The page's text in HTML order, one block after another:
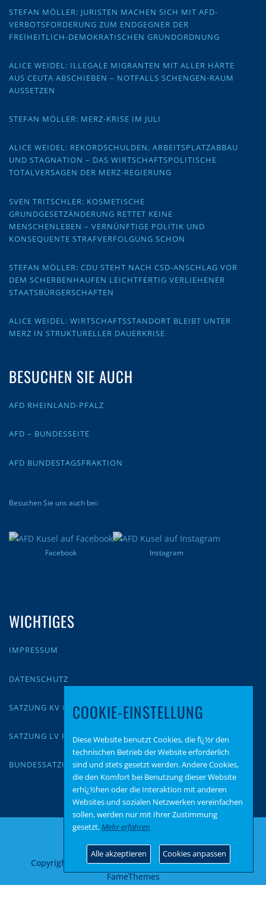
STEFAN MÖLLER: JURISTEN MACHEN SICH MIT AFD-
VERBOTSFORDERUNG ZUM ENDGEGNER DER
FREIHEITLICH-DEMOKRATISCHEN GRUNDORDNUNG
ALICE WEIDEL: ILLEGALE MIGRANTEN MIT ALLER HÄRTE
AUS CEUTA ABSCHIEBEN – NOTFALLS SCHENGEN-RAUM
AUSSETZEN
STEFAN MÖLLER: MERZ-KRISE IM JULI
ALICE WEIDEL: REKORDSCHULDEN, ARBEITSPLATZABBAU
UND STAGNATION – DAS WIRTSCHAFTSPOLITISCHE
TOTALVERSAGEN DER MERZ-REGIERUNG
SVEN TRITSCHLER: KOSMETISCHE
GRUNDGESETZÄNDERUNG RETTET KEINE
MENSCHENLEBEN – VERNÜNFTIGE POLITIK UND
KONSEQUENTE STRAFVERFOLGUNG SCHON
STEFAN MÖLLER: CDU STEHT NACH CSD-ANSCHLAG VOR
DEM SCHERBENHAUFEN LEICHTFERTIG VERLIEHENER
STAATSBÜRGERSCHAFTEN
ALICE WEIDEL: WIRTSCHAFTSSTANDORT BLEIBT UNTER
MERZ IN STRUKTURELLER DAUERKRISE
BESUCHEN SIE AUCH
AFD RHEINLAND-PFALZ
AFD – BUNDESSEITE
AFD BUNDESTAGSFRAKTION
Besuchen Sie uns auch bei:
Facebook Instagram
WICHTIGES
IMPRESSUM
DATENSCHUTZ
SATZUNG KV KUSEL
SATZUNG LV RLP
BUNDESSATZUNG
Copyright © 2026 AfD Kusel–OnePressTheme von
FameThemes
COOKIE-EINSTELLUNG
Diese Website benutzt Cookies, die fï¿½r den
technischen Betrieb der Website erforderlich
sind und stets gesetzt werden. Andere Cookies,
die den Komfort bei Benutzung dieser Website
erhï¿½hen oder die Interaktion mit anderen
Websites und sozialen Netzwerken vereinfachen
sollen, werden nur mit Ihrer Zustimmung
gesetzt.Mehr erfahren
Alle akzeptieren Cookies anpassen